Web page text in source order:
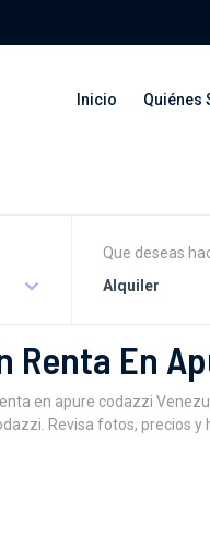
Inicio Quiénes
Que deseas
Alquiler
Renta En
en apure codazzi
Revisa fotos, precios